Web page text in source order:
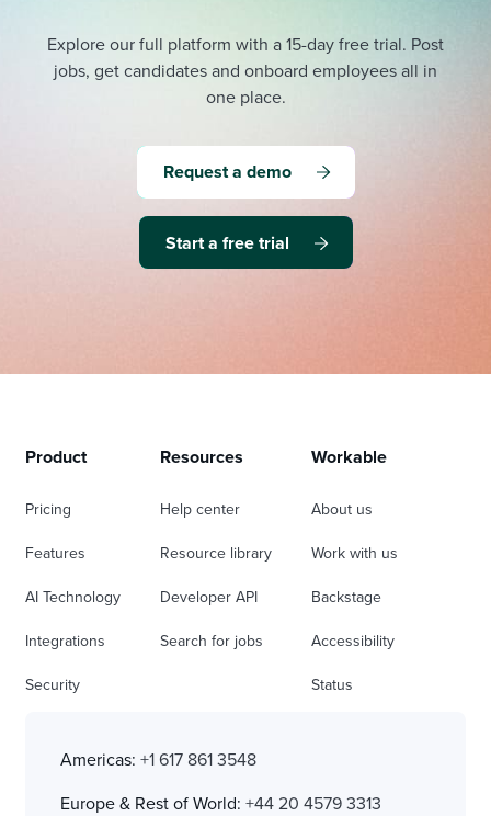
Explore our full platform with a 15-day free trial. Post
jobs, get candidates and onboard employees all in
one place.
Request a demo
Start a free trial
Product
Pricing
Features
AI Technology
Integrations
Security
Resources
Help center
Resource library
Developer API
Search for jobs
Workable
About us
Work with us
Backstage
Accessibility
Status
Americas: +1 617 861 3548
Europe & Rest of World: +44 20 4579 3313